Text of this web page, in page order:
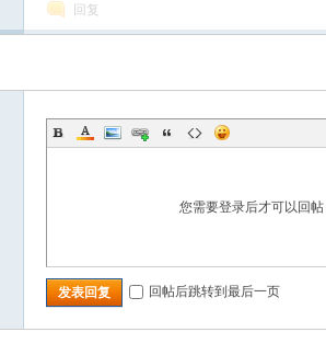
回复
您需要登录后才可以回帖
发表回复 回帖后跳转到最后一页